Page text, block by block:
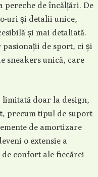
de încălțări. De
uri și detalii unice,
și mai detaliată.
pasionații de sport, ci și
sneakers unică, care
doar la design,
precum tipul de suport
de amortizare
o extensie a
confort ale fiecărei